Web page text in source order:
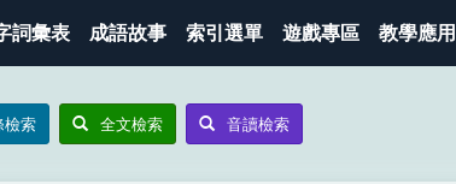
詞彙表 成語故事 索引選單 遊戲專區 教學應用
檢索 全文檢索 音讀檢索